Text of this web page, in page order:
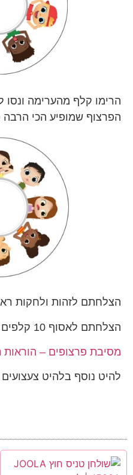
הרימו קלף מהערימה ונסו
הפרצוף שמופיע הכי
הצלחתם לזהות ולחקות
הצלחתם לאסוף 10 קלפים – ניצחתם!
מסיבת פרצופים –
להיט נוסף בלהיט צעצועים